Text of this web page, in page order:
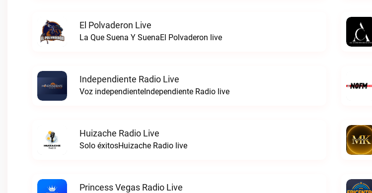
El Polvaderon Live
La Que Suena Y SuenaEl Polvaderon live
Independiente Radio Live
Voz independienteIndependiente Radio live
Huizache Radio Live
Solo éxitosHuizache Radio live
Princess Vegas Radio Live